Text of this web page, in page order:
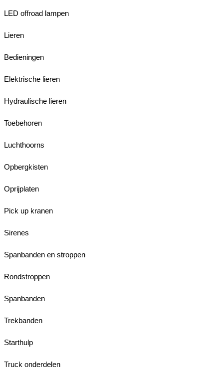
LED offroad lampen
Lieren
Bedieningen
Elektrische lieren
Hydraulische lieren
Toebehoren
Luchthoorns
Opbergkisten
Oprijplaten
Pick up kranen
Sirenes
Spanbanden en stroppen
Rondstroppen
Spanbanden
Trekbanden
Starthulp
Truck onderdelen